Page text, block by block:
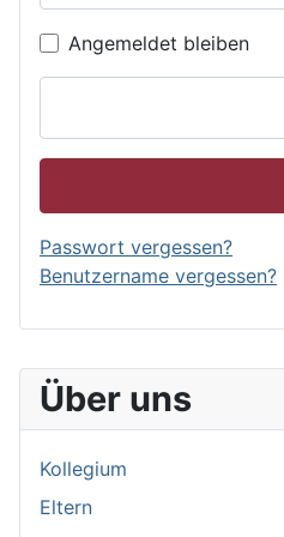
Über uns
Kollegium
Eltern
Angemeldet bleiben
Passwort vergessen?
Benutzername vergessen?